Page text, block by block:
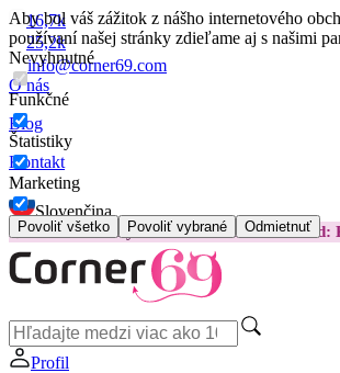
Aby bol váš zážitok z nášho internetového
používaní našej stránky zdieľame aj s našimi
Nevyhnutné
Funkčné
Štatistiky
Marketing
Povoliť všetko Povoliť vybrané Odmietnuť
16,7k
25,2k
info@corner69.com
O nás
Blog
Kontakt
Slovenčina
😽Svakom Klitty: O 15 € LACNEJŠIEKód:
Profil